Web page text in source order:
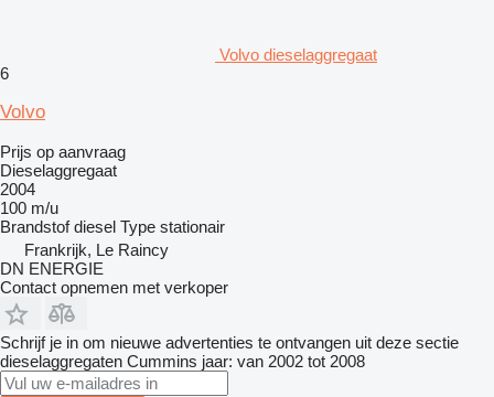
Volvo dieselaggregaat
6
Volvo
Prijs op aanvraag
Dieselaggregaat
2004
100 m/u
Brandstof diesel Type stationair
Frankrijk, Le Raincy
DN ENERGIE
Contact opnemen met verkoper
Schrijf je in om nieuwe advertenties te ontvangen uit deze sectie
dieselaggregaten Cummins jaar: van 2002 tot 2008